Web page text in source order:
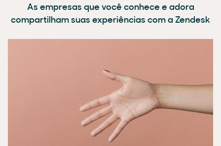
As empresas que você conhece e adora
compartilham suas experiências com a Zendesk